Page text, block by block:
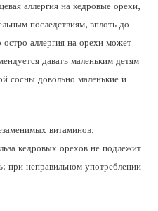
аллергия на кедровые орехи,
последствиям, вплоть до
аллергия на орехи может
давать маленьким детям
сосны довольно маленькие и
витаминов,
кедровых орехов не подлежит
при неправильном употреблении